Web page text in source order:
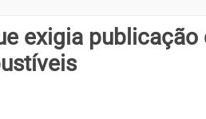
exigia